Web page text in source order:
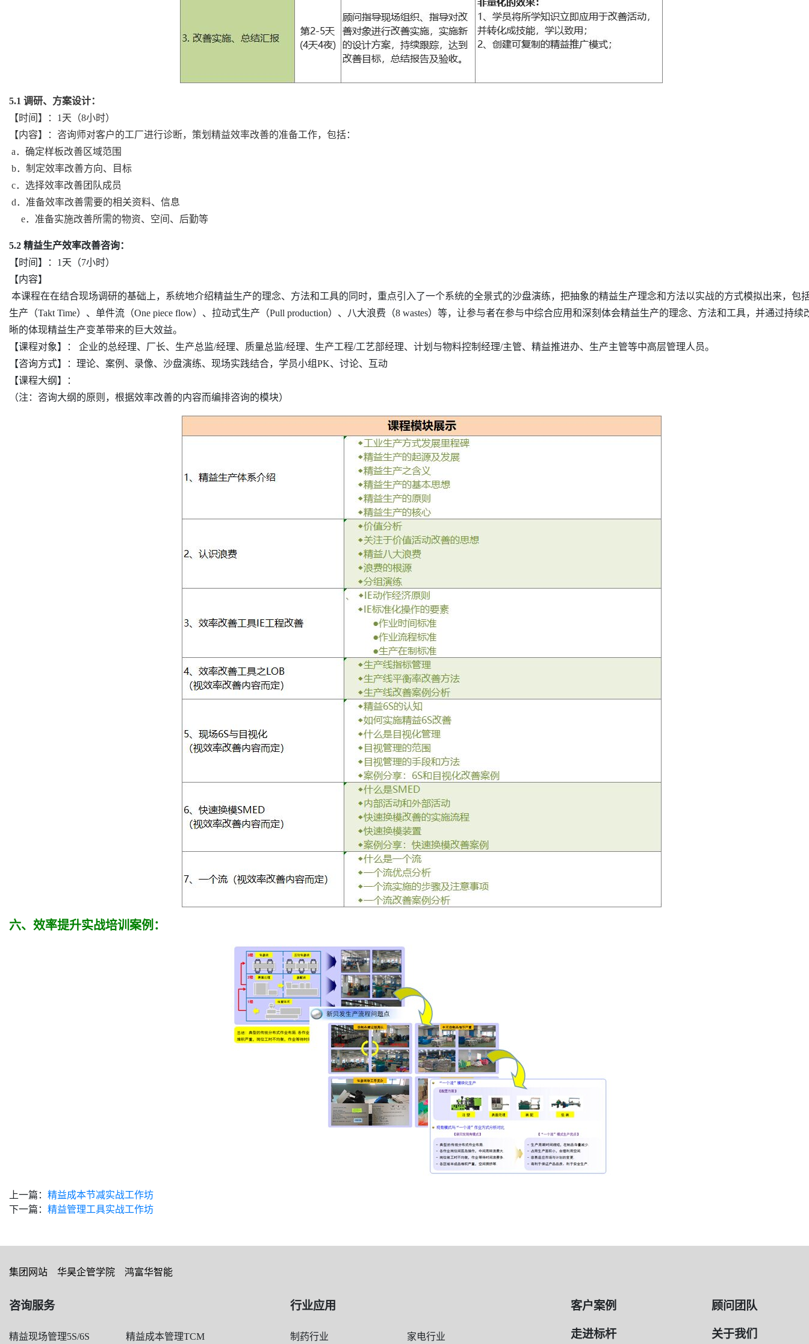
5.1 调研、方案设计：
【时间】：1天（8小时）
【内容】：咨询师对客户的工厂进行诊断，策划精益效率改善的准备工作，包括：
a．确定样板改善区域范围
b．制定效率改善方向、目标
c．选择效率改善团队成员
d．准备效率改善需要的相关资料、信息
e．准备实施改善所需的物资、空间、后勤等
5.2 精益生产效率改善咨询：
【时间】：1天（7小时）
【内容】
本课程在在结合现场调研的基础上，系统地介绍精益生产的理念、方法和工具的同时，重点引入了一个系统的全景式的沙盘演练，把抽象的精益生产理念和方法以实战的方式模拟出来，包
生产（Takt Time）、单件流（One piece flow）、拉动式生产（Pull production）、八大浪费（8 wastes）等，让参与者在参与中综合应用和深刻体会精益生产的理念、方法和工具，并通过持续
晰的体现精益生产变革带来的巨大效益。
【课程对象】： 企业的总经理、厂长、生产总监/经理、质量总监/经理、生产工程/工艺部经理、计划与物料控制经理/主管、精益推进办、生产主管等中高层管理人员。
【咨询方式】：理论、案例、录像、沙盘演练、现场实践结合，学员小组PK、讨论、互动
【课程大纲】：
（注：咨询大纲的原则，根据效率改善的内容而编排咨询的模块）
六、效率提升实战培训案例：
上一篇： 精益成本节减实战工作坊
下一篇： 精益管理工具实战工作坊
集团网站 华昊企管学院 鸿富华智能
咨询服务
精益现场管理5S/6S 精益成本管理TCM
行业应用
制药行业 家电行业
客户案例
走进标杆
顾问团队
关于我们